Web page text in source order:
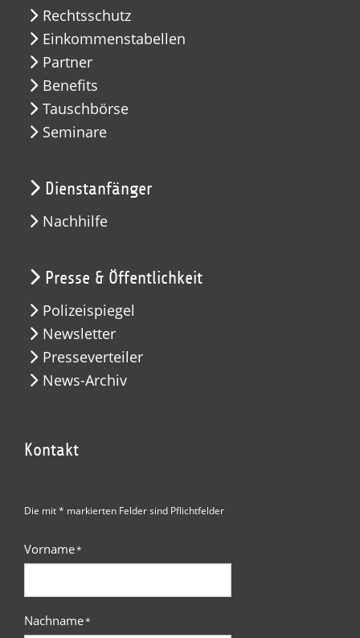
Rechtsschutz
Einkommenstabellen
Partner
Benefits
Tauschbörse
Seminare
Dienstanfänger
Nachhilfe
Presse & Öffentlichkeit
Polizeispiegel
Newsletter
Presseverteiler
News-Archiv
Kontakt
Die mit * markierten Felder sind Pflichtfelder
Vorname*
Nachname*